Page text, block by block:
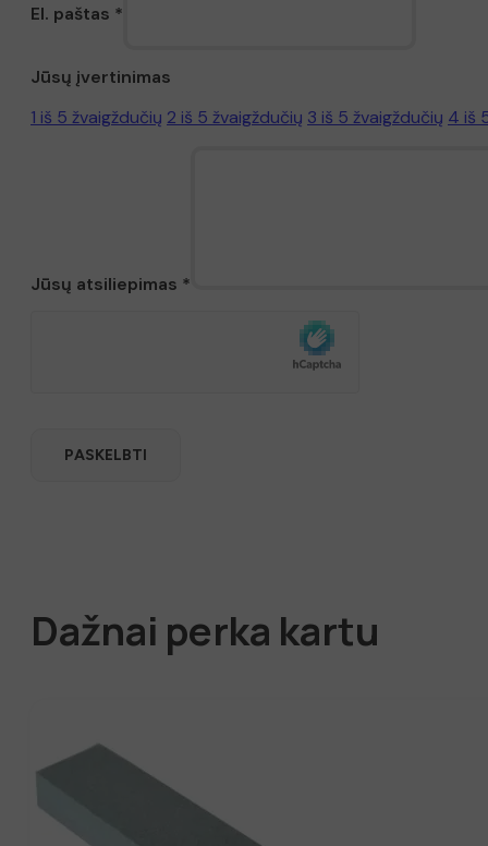
El. paštas *
Jūsų įvertinimas
1 iš 5 žvaigždučių 2 iš 5 žvaigždučių 3 iš 5 žvaigždučių 4 iš
Jūsų atsiliepimas *
Dažnai perka kartu